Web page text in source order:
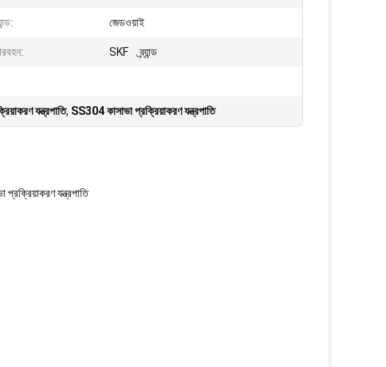
জেডওয়াই
SKF ব্র্যান্ড
যন্ত্রপাতি, SS304 কাসাভা প্রক্রিয়াকরণ যন্ত্রপাতি
যন্ত্রপাতি